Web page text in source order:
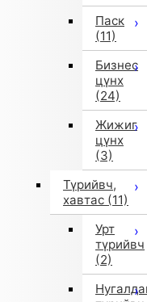
Паск
(11)
Бизнес
цүнх
(24)
Жижиг
цүнх
(3)
Түрийвч,
хавтас (11)
Урт
түрийвч
(2)